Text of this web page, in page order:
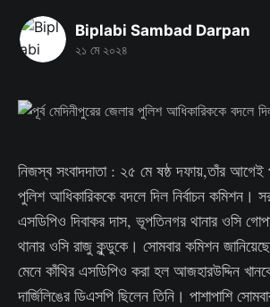
Biplabi Sambad Darpan
২১ মে ২০২৪
নিজস্ব সংবাদদাতা : ২৫ মে ষষ্ঠ দফায়,তাঁর আগেই
পুলিশ আধিকারিককে বদলে দিল নির্বাচন কমিশন।
এসডিপিও দিবাকর দাস, ভূপতিনগর থানার ওসি
থানার ওসি রাজু কুন্ডুকে। সোমবার কমিশন
মেনে কাঁথির এসডিপিও করা হল আজহারউদ্দিন
দার্জিলিঙের ডিএসপি ছিলেন তিনি। পাশাপাশি